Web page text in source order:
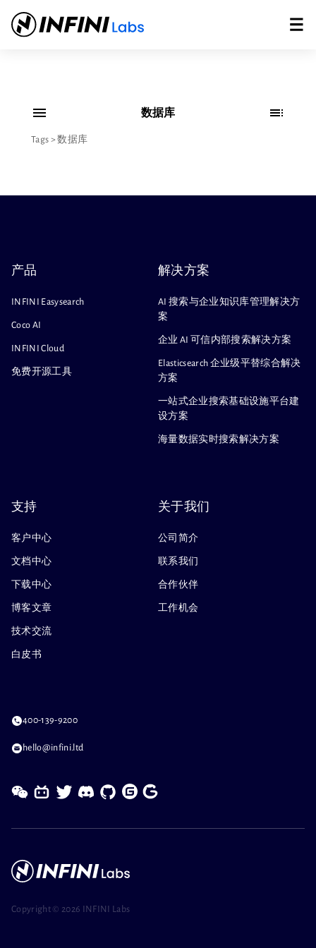
数据库
Tags >数据库
产品
INFINI Easysearch
Coco AI
INFINI Cloud
免费开源工具
解决方案
AI 搜索与企业知识库管理解决方
案
企业 AI 可信内部搜索解决方案
Elasticsearch 企业级平替综合解决
方案
一站式企业搜索基础设施平台建
设方案
海量数据实时搜索解决方案
支持
客户中心
文档中心
下载中心
博客文章
技术交流
白皮书
关于我们
公司简介
联系我们
合作伙伴
工作机会
400-139-9200
hello@infini.ltd
Copyright © 2026 INFINI Labs